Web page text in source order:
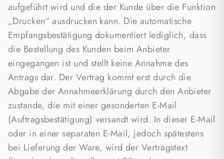
aufgeführt wird und die der Kunde über die Funktion
„Drucken“ ausdrucken kann. Die automatische
Empfangsbestätigung dokumentiert lediglich, dass
die Bestellung des Kunden beim Anbieter
eingegangen ist und stellt keine Annahme des
Antrags dar. Der Vertrag kommt erst durch die
Abgabe der Annahmeerklärung durch den Anbieter
zustande, die mit einer gesonderten E-Mail
(Auftragsbestätigung) versandt wird. In dieser E-Mail
oder in einer separaten E-Mail, jedoch spätestens
bei Lieferung der Ware, wird der Vertragstext